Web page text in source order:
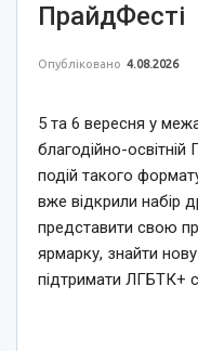
ПрайдФесті
Опубліковано 4.08.2026
5 та 6 вересня у
благодійно-
подій такого
вже відкрили набір
представити свою
ярмарку, знайти
підтримати ЛГБТК+